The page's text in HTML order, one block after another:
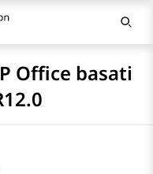
Office basati